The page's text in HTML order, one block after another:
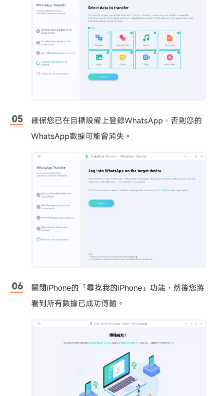
確保您已在目標設備上登錄WhatsApp，否則您的
WhatsApp數據可能會消失。
關閉iPhone的「尋找我的iPhone」功能，然後您將
看到所有數據已成功傳輸。